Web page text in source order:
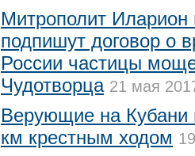
Митрополит Иларион
подпишут договор о
России частицы
Чудотворца 21 мая
Верующие на Кубани
км крестным ходом